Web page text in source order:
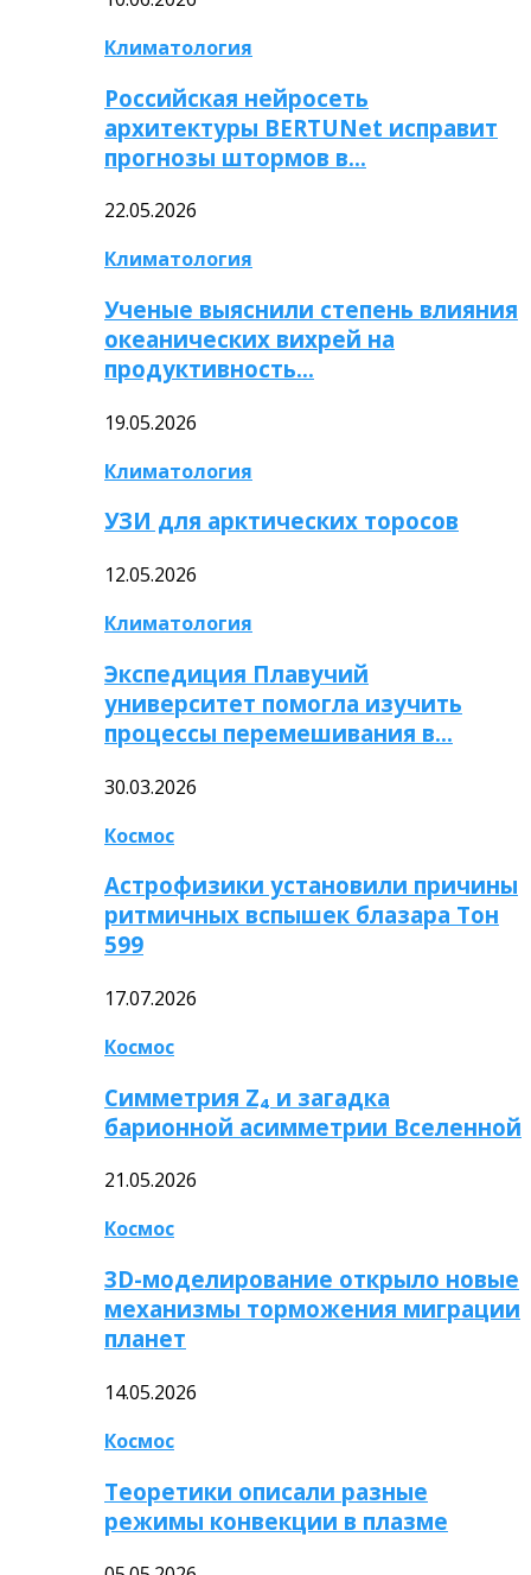
Климатология
Российская нейросеть
архитектуры BERTUNet исправит
прогнозы штормов в…
22.05.2026
Климатология
Ученые выяснили степень влияния
океанических вихрей на
продуктивность…
19.05.2026
Климатология
УЗИ для арктических торосов
12.05.2026
Климатология
Экспедиция Плавучий
университет помогла изучить
процессы перемешивания в…
30.03.2026
Космос
Астрофизики установили причины
ритмичных вспышек блазара Тон
599
17.07.2026
Космос
Симметрия Z₄ и загадка
барионной асимметрии Вселенной
21.05.2026
Космос
3D-моделирование открыло новые
механизмы торможения миграции
планет
14.05.2026
Космос
Теоретики описали разные
режимы конвекции в плазме